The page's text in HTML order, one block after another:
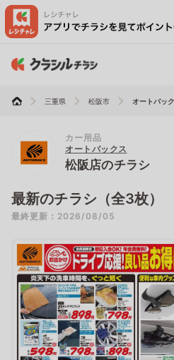
三重県 松阪市 オートバッ
カー用品
オートバックス
松阪店のチラシ
最新のチラシ（全3枚）
最終更新：2026/08/05